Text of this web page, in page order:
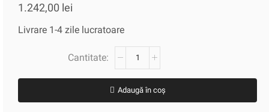
1.242,00 lei
Livrare 1-4 zile lucratoare
Adaugă în coș